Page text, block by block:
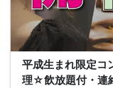
平成生まれ限定コ
理☆飲放題付・連